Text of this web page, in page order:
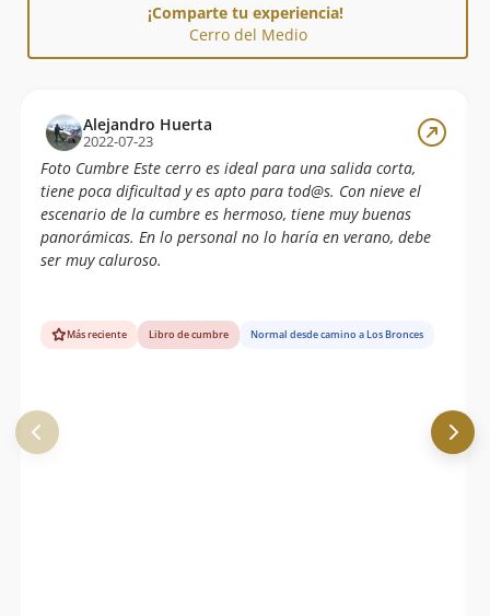
¡Comparte tu experiencia!
Cerro del Medio
Alejandro Huerta
2022-07-23
Foto Cumbre Este cerro es ideal para una salida corta,
tiene poca dificultad y es apto para tod@s. Con nieve el
escenario de la cumbre es hermoso, tiene muy buenas
panorámicas. En lo personal no lo haría en verano, debe
ser muy caluroso.
Más reciente Libro de cumbre Normal desde camino a Los Bronces